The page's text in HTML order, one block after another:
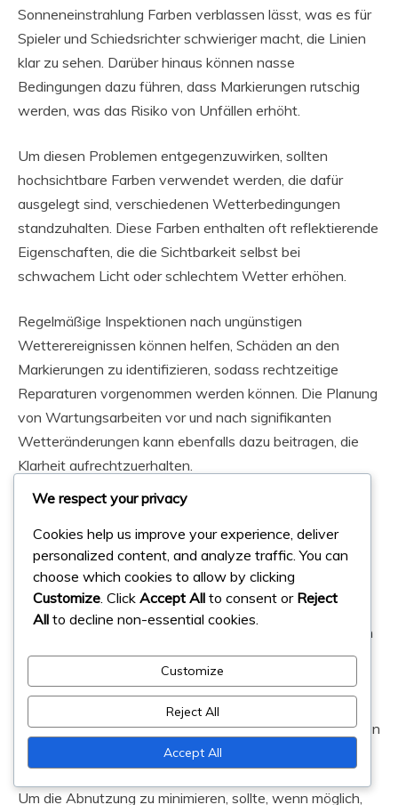
Sonneneinstrahlung Farben verblassen lässt, was es für
Spieler und Schiedsrichter schwieriger macht, die Linien
klar zu sehen. Darüber hinaus können nasse
Bedingungen dazu führen, dass Markierungen rutschig
werden, was das Risiko von Unfällen erhöht.
Um diesen Problemen entgegenzuwirken, sollten
hochsichtbare Farben verwendet werden, die dafür
ausgelegt sind, verschiedenen Wetterbedingungen
standzuhalten. Diese Farben enthalten oft reflektierende
Eigenschaften, die die Sichtbarkeit selbst bei
schwachem Licht oder schlechtem Wetter erhöhen.
Regelmäßige Inspektionen nach ungünstigen
Wetterereignissen können helfen, Schäden an den
Markierungen zu identifizieren, sodass rechtzeitige
Reparaturen vorgenommen werden können. Die Planung
von Wartungsarbeiten vor und nach signifikanten
Wetteränderungen kann ebenfalls dazu beitragen, die
Klarheit aufrechtzuerhalten.
Abnutzung durch das Spiel
Das Spiel kann zu erheblicher Abnutzung der
Feldmarkierungen führen, insbesondere in stark
frequentierten Bereichen. Die ständige Bewegung der
Spieler kann dazu führen, dass Markierungen verblassen
oder verwischt werden, was ihre Wirksamkeit
beeinträchtigt. Im Laufe der Zeit kann diese Abnutzung
dazu führen, dass die Farbe oder andere
Markierungsmaterialien häufiger neu aufgetragen werden
Um die Abnutzung zu minimieren, sollte, wenn möglich,
We respect your privacy
Cookies help us improve your experience, deliver
personalized content, and analyze traffic. You can
choose which cookies to allow by clicking
Customize . Click Accept All to consent or Reject
All to decline non-essential cookies.
Customize
Reject All
Accept All